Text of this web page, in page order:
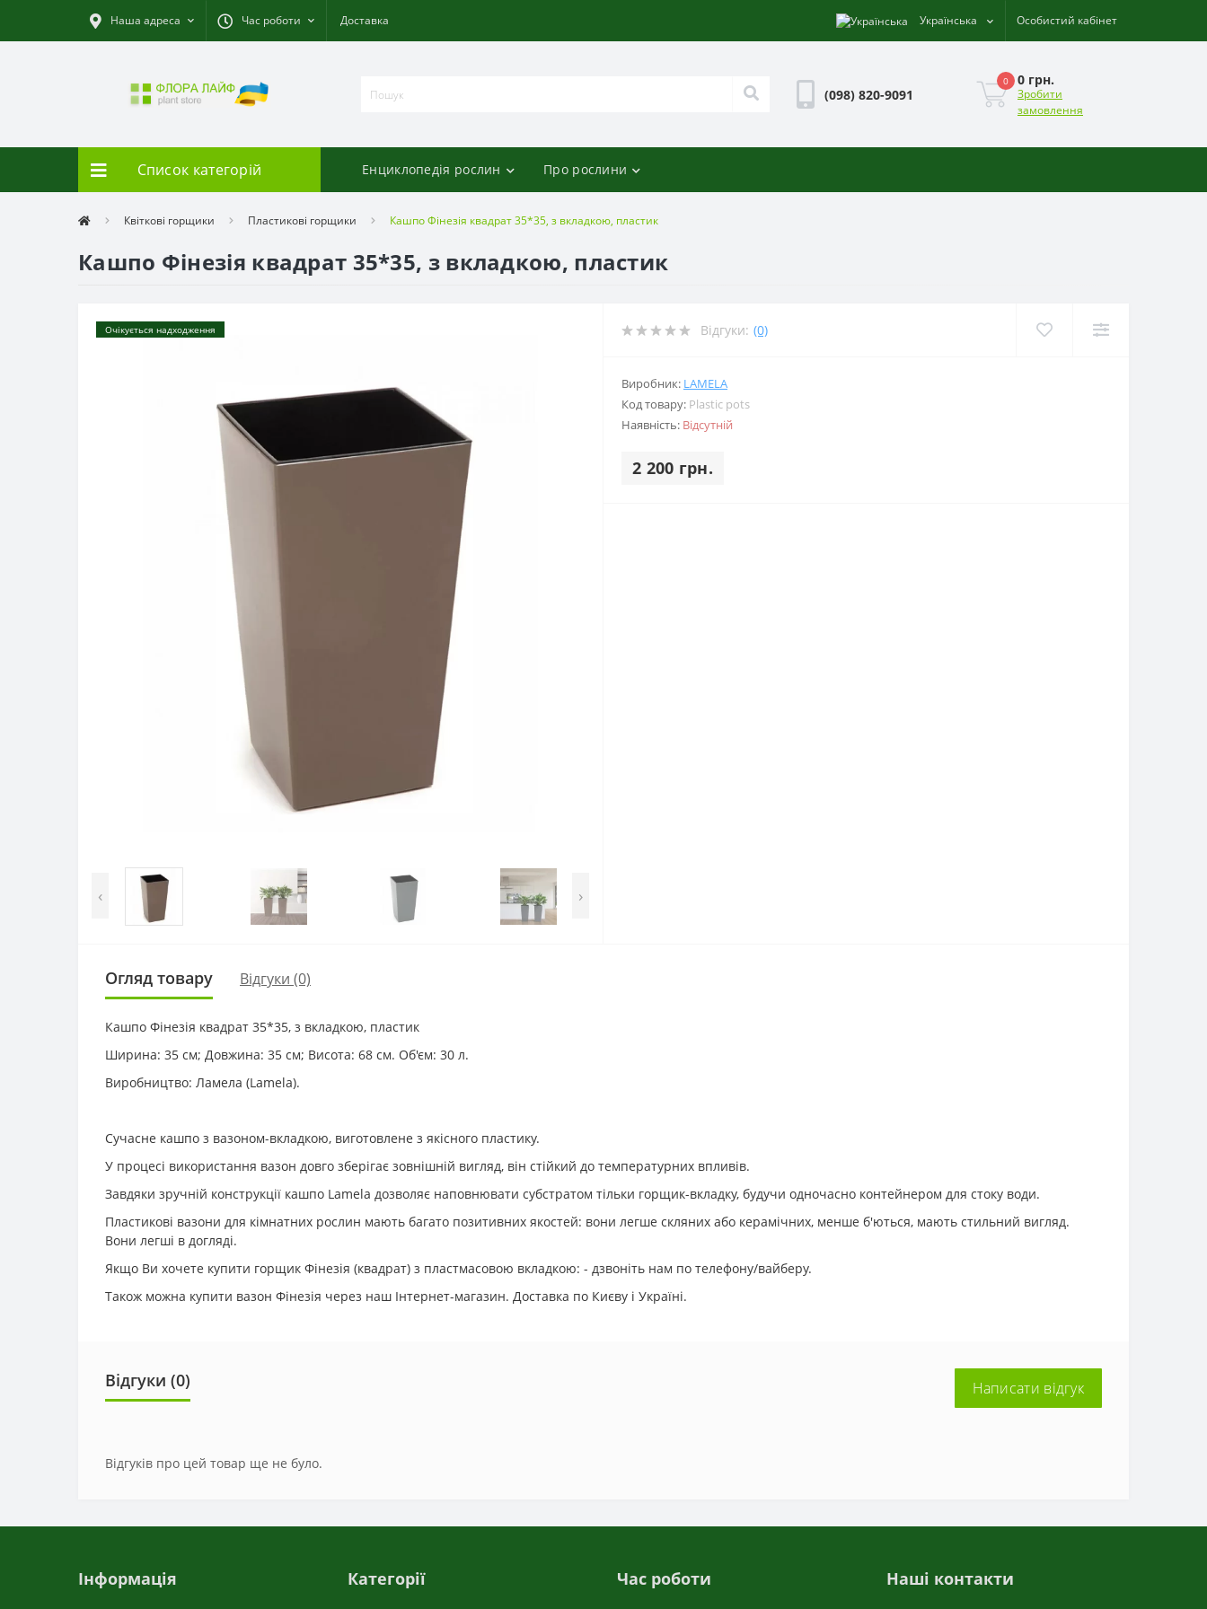
Наша адреса Час роботи Доставка Українська Особистий кабінет
(098) 820-9091
0 0 грн.
Зробити
замовлення
Список категорій Енциклопедія рослин Про рослини
Квіткові горщики Пластикові горщики Кашпо Фінезія квадрат 35*35, з вкладкою, пластик
Кашпо Фінезія квадрат 35*35, з вкладкою, пластик
Очікується надходження
‹ ›
Відгуки: (0)
Виробник: LAMELA
Код товару: Plastic pots
Наявність: Відсутній
2 200 грн.
Огляд товару Відгуки (0)
Кашпо Фінезія квадрат 35*35, з вкладкою, пластик
Ширина: 35 см; Довжина: 35 см; Висота: 68 см. Об'єм: 30 л.
Виробництво: Ламела (Lamela).
Сучасне кашпо з вазоном-вкладкою, виготовлене з якісного пластику.
У процесі використання вазон довго зберігає зовнішній вигляд, він стійкий до температурних впливів.
Завдяки зручній конструкції кашпо Lamela дозволяє наповнювати субстратом тільки горщик-вкладку, будучи одночасно контейнером для стоку води.
Пластикові вазони для кімнатних рослин мають багато позитивних якостей: вони легше скляних або керамічних, менше б'ються, мають стильний вигляд.
Вони легші в догляді.
Якщо Ви хочете купити горщик Фінезія (квадрат) з пластмасовою вкладкою: - дзвоніть нам по телефону/вайберу.
Також можна купити вазон Фінезія через наш Інтернет-магазин. Доставка по Києву і Україні.
Відгуки (0) Написати відгук
Відгуків про цей товар ще не було.
Інформація Категорії Час роботи Наші контакти